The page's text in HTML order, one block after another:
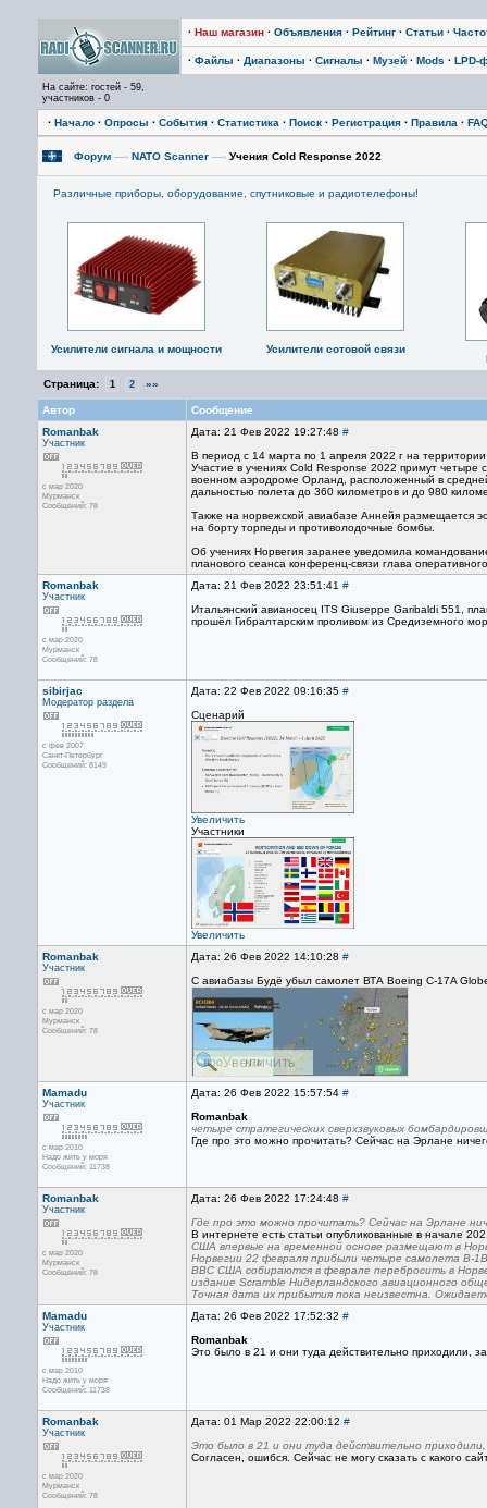
· Наш магазин · Объявления · Рейтинг · Статьи ·
· Файлы · Диапазоны · Сигналы · Музей · Mods · LPD-
На сайте: гостей - 59,
участников - 0
· Начало · Опросы · События · Статистика · Поиск · Регистрация · Правила ·
Форум —› NATO Scanner —› Учения Cold Response 2022
Различные приборы, оборудование, спутниковые и радиотелефоны!
Усилители сигнала и мощности
Усилители сотовой связи
Страница: 1 2 »»
Автор
Сообщение
Romanbak
Участник
с мар 2020
Мурманск
Сообщений: 78
Дата: 21 Фев 2022 19:27:48 #
В период с 14 марта по 1 апреля 2022 г на
Участие в учениях Cold Response 2022 примут
военном аэродроме Орланд, расположенный в
дальностью полета до 360 километров и до 980
Также на норвежской авиабазе Аннейя размещается
на борту торпеды и противолодочные бомбы.
Об учениях Норвегия заранее уведомила
планового сеанса конференц-связи глава
Romanbak
Участник
с мар 2020
Мурманск
Сообщений: 78
Дата: 21 Фев 2022 23:51:41 #
Итальянский авианосец ITS Giuseppe Garibaldi 551,
прошёл Гибралтарским проливом из Средиземного
sibirjac
Модератор раздела
с фев 2007
Санкт-Петербург
Сообщений: 8149
Дата: 22 Фев 2022 09:16:35 #
Сценарий
Увеличить
Участники
Увеличить
Romanbak
Участник
с мар 2020
Мурманск
Сообщений: 78
Дата: 26 Фев 2022 14:10:28 #
С авиабазы Будё убыл самолет ВТА Boeing C-17A
Mamadu
Участник
с мар 2010
Надо жить у моря
Сообщений: 11738
Дата: 26 Фев 2022 15:57:54 #
Romanbak
четыре стратегических сверхзвуковых
Где про это можно прочитать? Сейчас на Эрлане
Romanbak
Участник
с мар 2020
Мурманск
Сообщений: 78
Дата: 26 Фев 2022 17:24:48 #
Где про это можно прочитать? Сейчас на Эрлане
В интернете есть статьи опубликованные в начале
США впервые на временной основе размещают в
Норвегии 22 февраля прибыли четыре самолета B-
ВВС США собираются в феврале перебросить в
издание Scramble Нидерландского авиационного
Точная дата их прибытия пока неизвестна.
Mamadu
Участник
с мар 2010
Надо жить у моря
Сообщений: 11738
Дата: 26 Фев 2022 17:52:32 #
Romanbak
Это было в 21 и они туда действительно приходили,
Romanbak
Участник
с мар 2020
Мурманск
Сообщений: 78
Дата: 01 Мар 2022 22:00:12 #
Это было в 21 и они туда действительно
Согласен, ошибся. Сейчас не могу сказать с какого